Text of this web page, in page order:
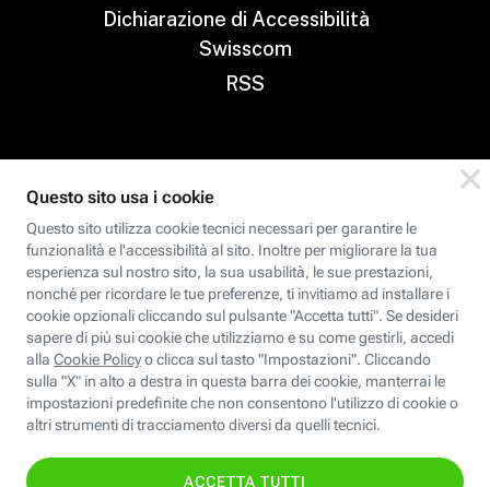
Dichiarazione di Accessibilità
Swisscom
RSS